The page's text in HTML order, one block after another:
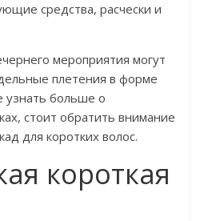
средства, расчески и
мероприятия могут
плетения в форме
узнать больше о
стоит обратить внимание
для коротких волос.
короткая